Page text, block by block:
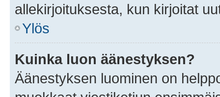
allekirjoituksesta, kun kirjoitat
Ylös
Kuinka luon äänestyksen?
Äänestyksen luominen on